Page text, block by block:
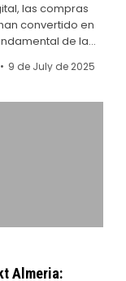
las compras
convertido en
de la…
9 de July de 2025
Almeria: